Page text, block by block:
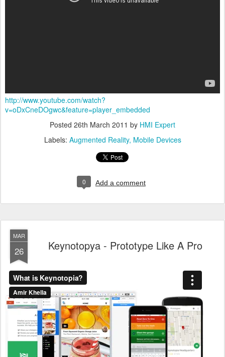
http://www.youtube.com/watch?
v=oDxCneDOgwc&feature=player_embedded
Posted 26th March 2011 by HMI Expert
Labels: Augmented Reality Mobile Devices
0 Add a comment
MAR
26 Keynotopya - Prototype Like A Pro